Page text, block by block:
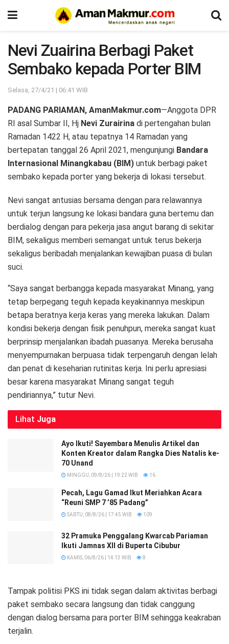
Nevi Zuairina Berbagi Paket
Sembako kepada Porter BIM
Selasa, 27/4/21 | 06:41 WIB
PADANG PARIAMAN, AmanMakmur.com—Anggota DPR
RI asal Sumbar II, Hj Nevi Zurairina di pertengahan bulan
Ramadan 1422 H, atau tepatnya 14 Ramadan yang
bertepatan tanggal 26 April 2021, mengunjungi Bandara
Internasional Minangkabau (BIM) untuk berbagi paket
sembako kepada porter yang bekerja di lokasi tersebut.
Nevi sangat antusias bersama dengan para relawannya
untuk terjun langsung ke lokasi bandara guna bertemu dan
berdialog dengan para pekerja jasa angut barang di sekitar
BIM, sekaligus memberi semangat untuk terus bekerja
sekaligus beribadah menjalankan kewajiban puasa di bulan
suci.
“Saya sangat berbangga kepada masyarakat Minang, yang
tetap berpegang teguh kepada keyakinannya meskipun
betapa beratnya kerja keras yang mereka lakukan. Dalam
kondisi bekerja dengan fisik penuhpun, mereka sangat kuat
berprinsip menjalankan ibadah puasanya. Mereka berusaha
menyempurnakan berpuasa tidak terpengaruh dengan lelah
dan penat di keseharian rutinitas kerja. Ini perlu apresiasi
besar karena masyarakat Minang sangat teguh
pendiriannya,” tutur Nevi.
Lihat Juga
Ayo Ikuti! Sayembara Menulis Artikel dan
Konten Kreator dalam Rangka Dies Natalis ke-
70 Unand
MINGGU, 09/8/26 | 19:22 WIB 16
Pecah, Lagu Gamad Ikut Meriahkan Acara
“Reuni SMP 7 ’85 Padang”
SABTU, 08/8/26 | 17:45 WIB 109
32 Pramuka Penggalang Kwarcab Pariaman
Ikuti Jamnas XII di Buperta Cibubur
KAMIS, 06/8/26 | 14:13 WIB 8
Tampak politisi PKS ini tidak segan dalam aktivitas berbagi
paket sembako secara langsung dan tidak canggung
dengan dialog bersama para porter BIM sehingga keakraban
terjalin.